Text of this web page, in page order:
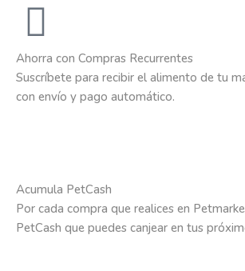
Ahorra con Compras Recurrentes
Suscríbete para recibir el alimento de tu
con envío y pago automático.
Acumula PetCash
Por cada compra que realices en
PetCash que puedes canjear en tus